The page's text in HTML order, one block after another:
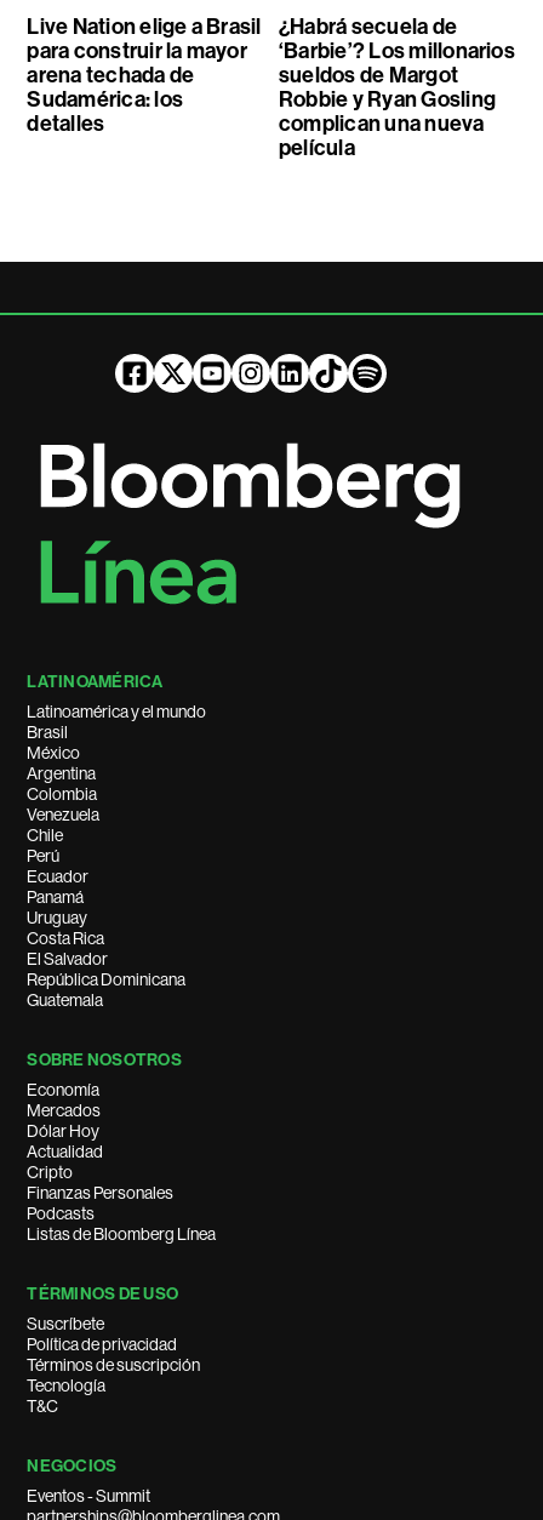
Live Nation elige a Brasil
para construir la mayor
arena techada de
Sudamérica: los
detalles
¿Habrá secuela de
‘Barbie’? Los millonarios
sueldos de Margot
Robbie y Ryan Gosling
complican una nueva
película
LATINOAMÉRICA
Latinoamérica y el mundo
Brasil
México
Argentina
Colombia
Venezuela
Chile
Perú
Ecuador
Panamá
Uruguay
Costa Rica
El Salvador
República Dominicana
Guatemala
SOBRE NOSOTROS
Economía
Mercados
Dólar Hoy
Actualidad
Cripto
Finanzas Personales
Podcasts
Listas de Bloomberg Línea
TÉRMINOS DE USO
Suscríbete
Política de privacidad
Términos de suscripción
Tecnología
T&C
NEGOCIOS
Eventos - Summit